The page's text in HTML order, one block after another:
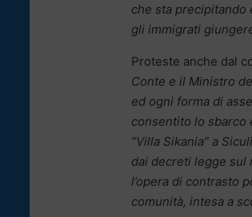
che sta precipitando
gli immigrati
Proteste anche dal
Conte e il Ministro
ed ogni forma di
consentito lo sbarco
“Villa Sikania” a
dai decreti legge sul
l’opera di contrasto
comunità, intesa a